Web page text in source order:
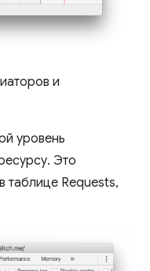
и
уровень
Это
таблице Requests,